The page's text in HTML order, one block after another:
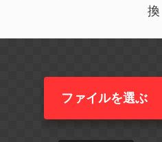
換
ファイルを選ぶ